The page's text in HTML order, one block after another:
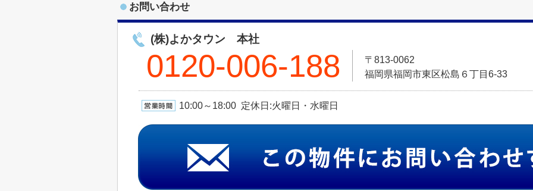
お問い合わせ
(株)よかタウン 本社
0120-006-188
〒813-0062
福岡県福岡市東区松島６丁目6-33
10:00～18:00 定休日:火曜日・水曜日